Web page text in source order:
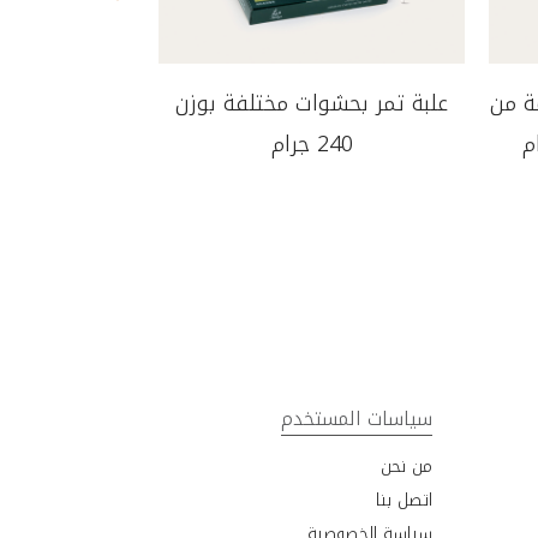
من
علبة تمر بحشوات مختلفة بوزن
240 جرام
سياسات المستخدم
من نحن
اتصل بنا